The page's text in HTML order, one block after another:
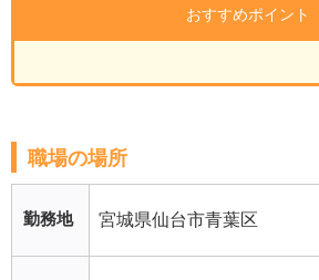
おすすめポイント
職場の場所
勤務地 宮城県仙台市青葉区